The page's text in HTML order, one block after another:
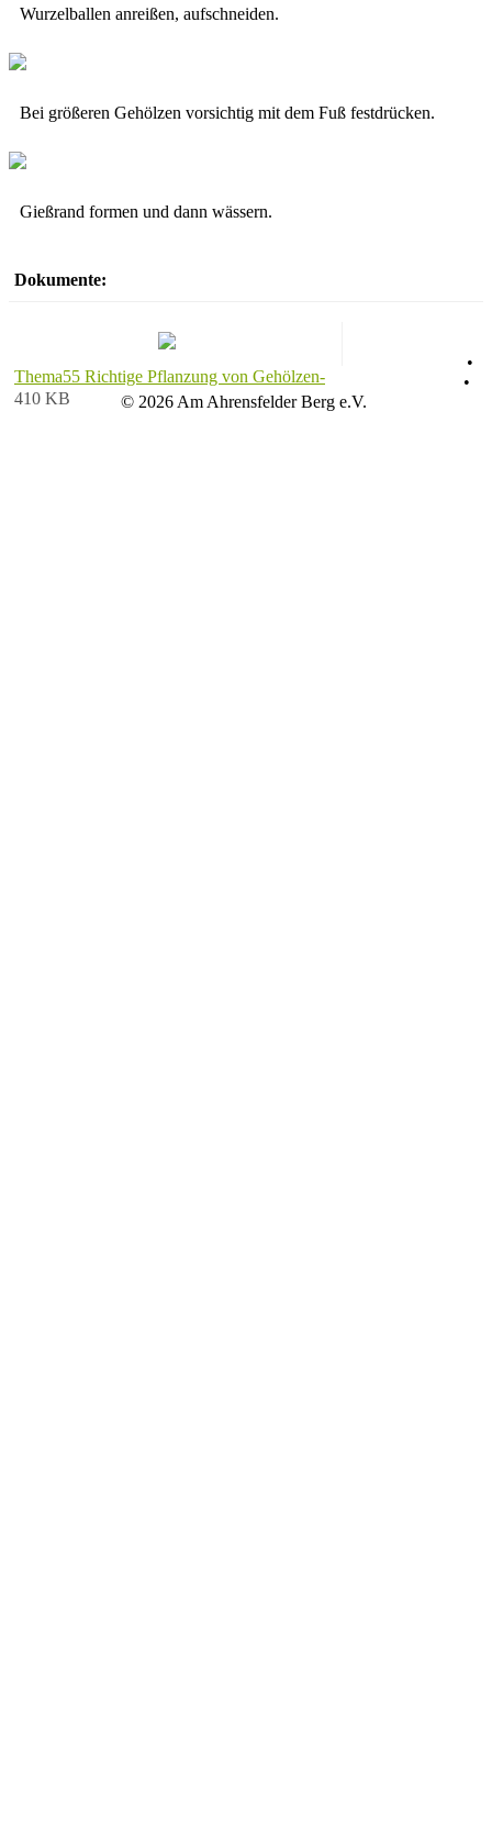
Wurzelballen anreißen, aufschneiden.
Bei größeren Gehölzen vorsichtig mit dem Fuß festdrücken.
Gießrand formen und dann wässern.
Dokumente:
Thema55 Richtige Pflanzung von Gehölzen-
410 KB
•
•
© 2026 Am Ahrensfelder Berg e.V.